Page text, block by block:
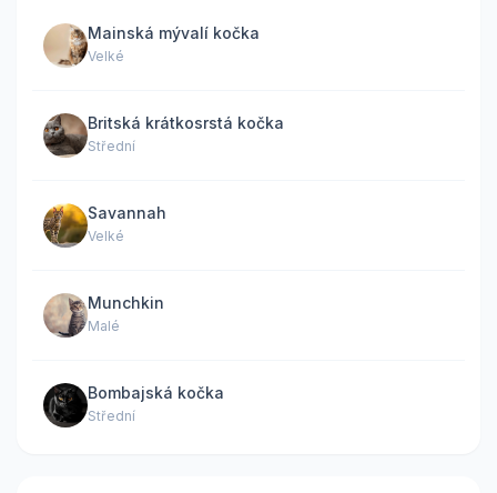
Mainská mývalí kočka
Velké
Britská krátkosrstá kočka
Střední
Savannah
Velké
Munchkin
Malé
Bombajská kočka
Střední